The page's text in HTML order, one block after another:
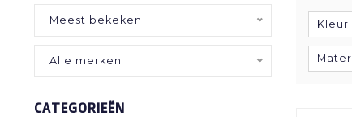
Meest bekeken
Alle merken
CATEGORIEËN
Kleur